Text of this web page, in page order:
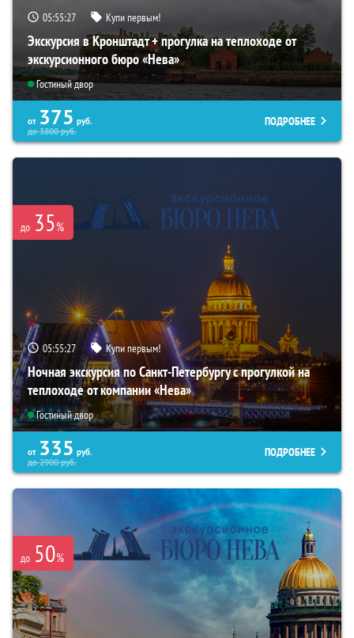
05:55:26 Купи первым!
Экскурсия в Кронштадт + прогулка на теплоходе от
экскурсионного бюро «Нева»
Гостиный двор
от 375 руб.
до3800руб.
ПОДРОБНЕЕ
до 35%
05:55:26 Купи первым!
Ночная экскурсия по Санкт-Петербургу с прогулкой на
теплоходе от компании «Нева»
Гостиный двор
от 335 руб.
до2900руб.
ПОДРОБНЕЕ
до 50%